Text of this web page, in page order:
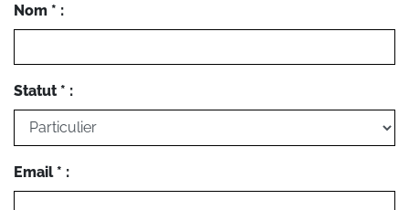
Nom * :
Statut * :
Email * :